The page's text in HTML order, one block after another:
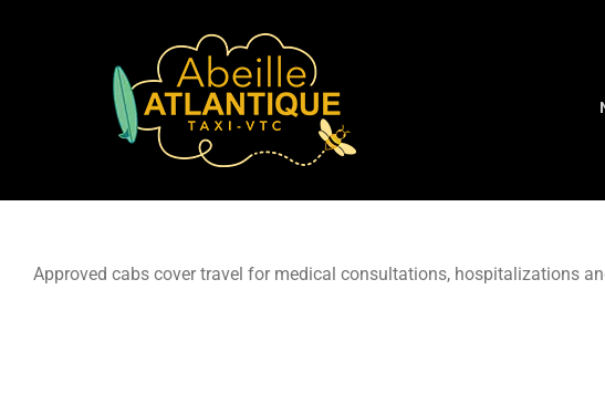
Approved cabs cover travel for medical consultations, hospitalizations